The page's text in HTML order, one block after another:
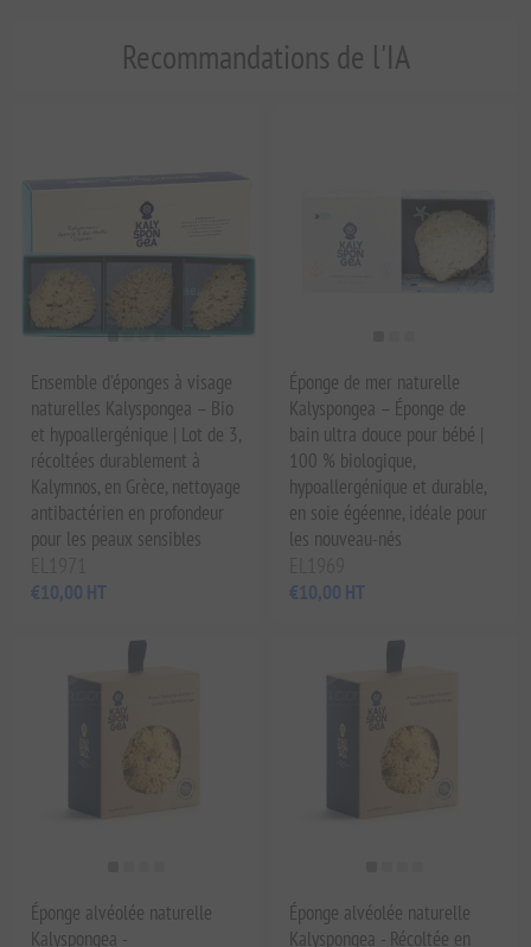
Recommandations de l'IA
Ensemble d'éponges à visage
naturelles Kalyspongea – Bio
et hypoallergénique | Lot de 3,
récoltées durablement à
Kalymnos, en Grèce, nettoyage
antibactérien en profondeur
pour les peaux sensibles
€10,00 HT
Éponge de mer naturelle
Kalyspongea – Éponge de
bain ultra douce pour bébé |
100 % biologique,
hypoallergénique et durable,
en soie égéenne, idéale pour
les nouveau-nés
€10,00 HT
Éponge alvéolée naturelle
Kalyspongea -
Éponge alvéolée naturelle
Kalyspongea - Récoltée en